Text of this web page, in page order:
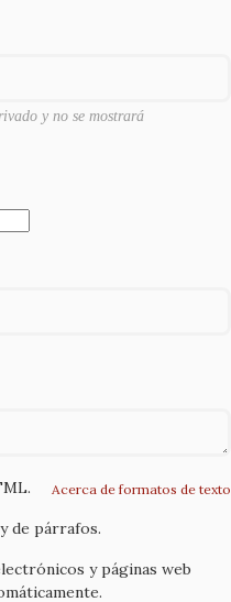
y no se mostrará
Acerca de formatos de texto
de párrafos.
y páginas web